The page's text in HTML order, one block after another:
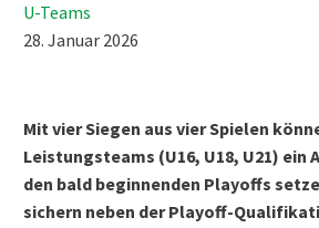
U-Teams
28. Januar 2026
Mit vier Siegen aus vier Spielen
Leistungsteams (U16, U18, U21) ein
den bald beginnenden Playoffs
sichern neben der Playoff-